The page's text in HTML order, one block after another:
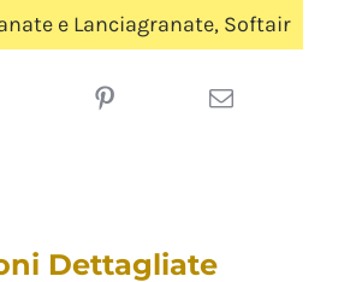
e Lanciagranate, Softair
Dettagliate